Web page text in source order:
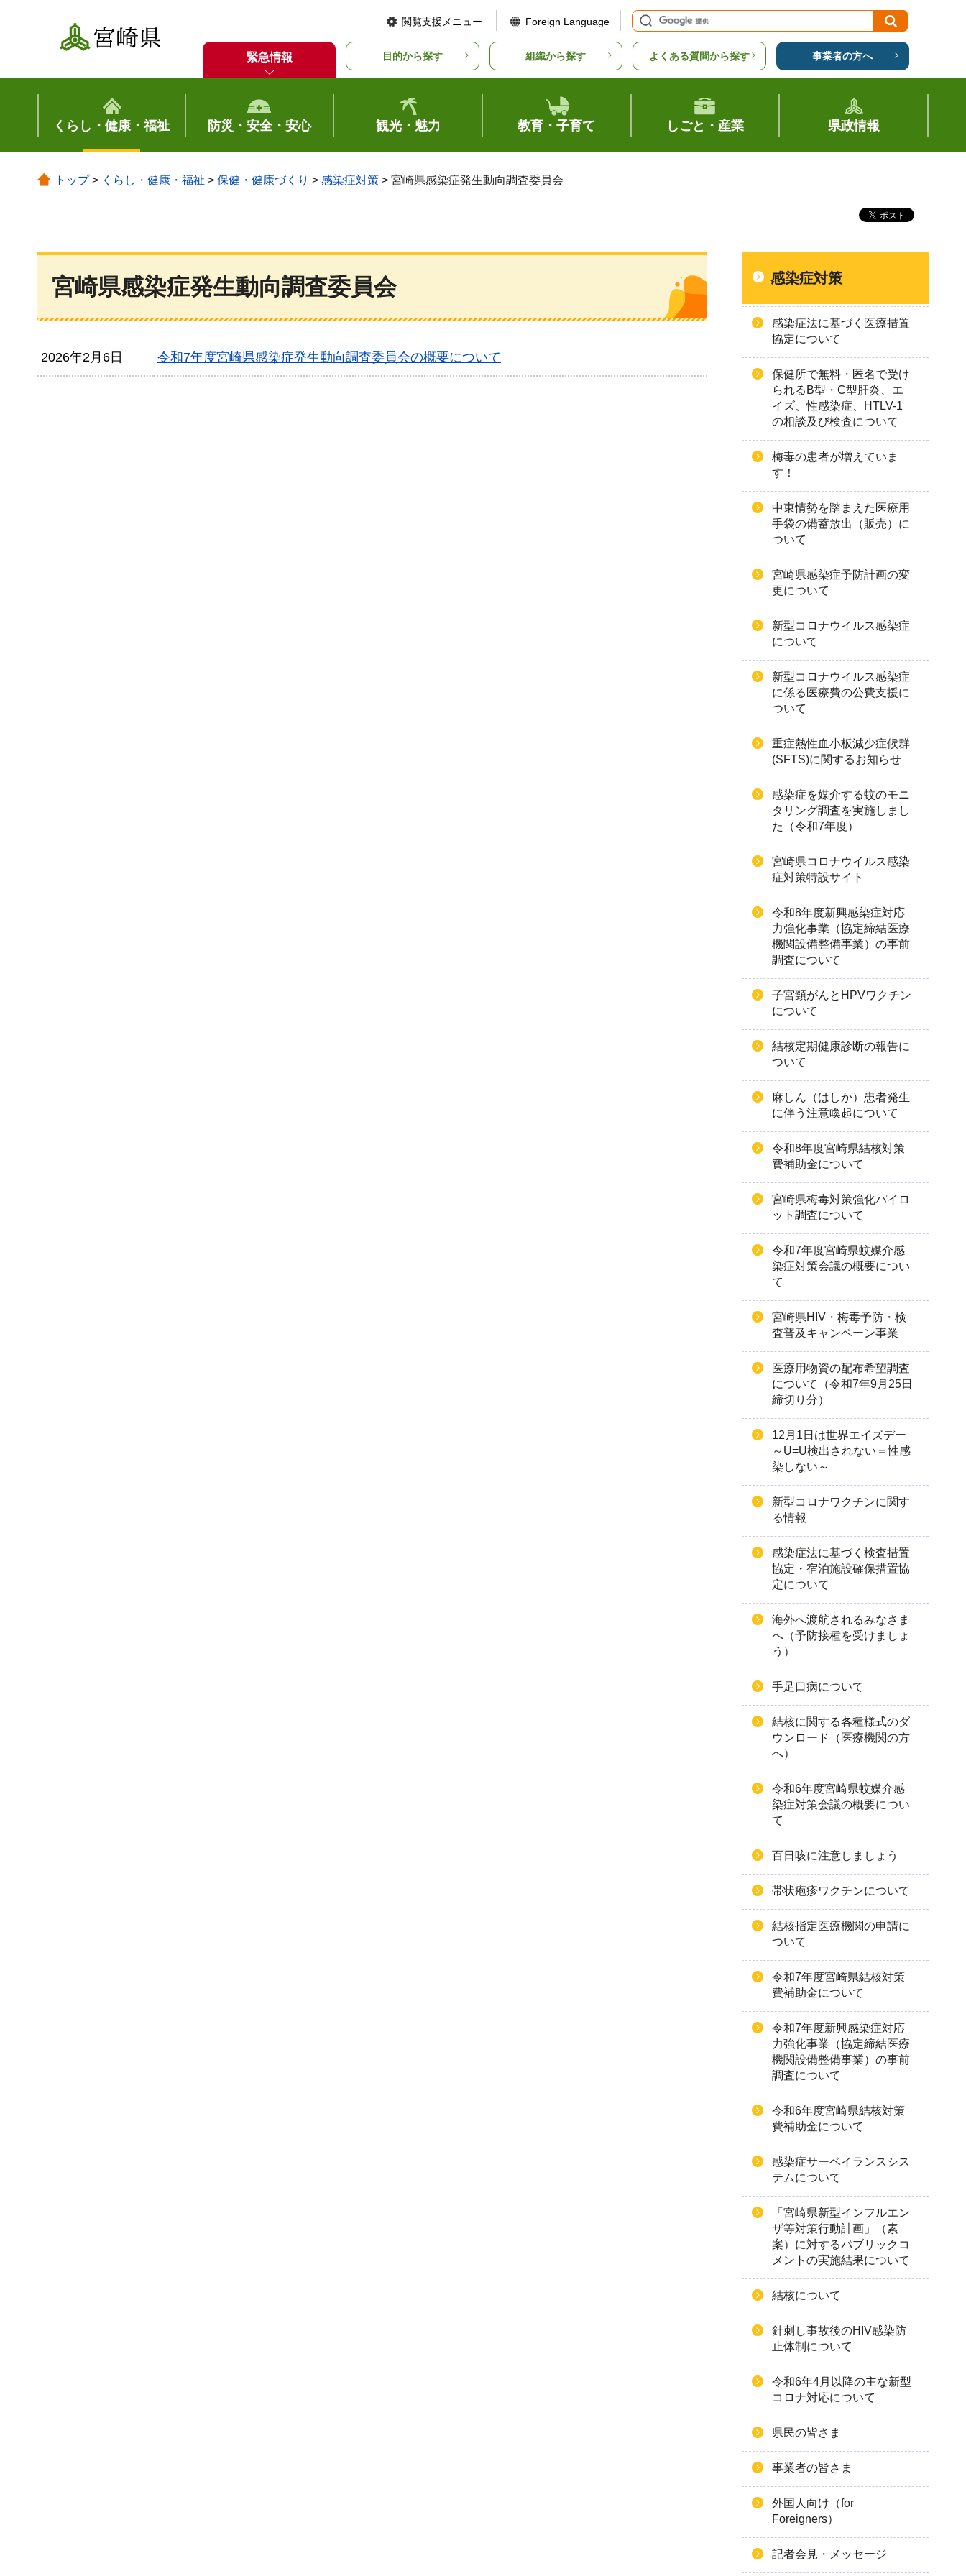
宮崎県
閲覧支援メニュー Foreign Language
緊急情報 目的から探す 組織から探す よくある質問から探す 事業者の方へ
くらし・健康・福祉 防災・安全・安心 観光・魅力 教育・子育て しごと・産業 県政情報
トップ> くらし・健康・福祉 > 保健・健康づくり > 感染症対策 > 宮崎県感染症発生動向調査委員会
宮崎県感染症発生動向調査委員会
2026年2月6日 令和7年度宮崎県感染症発生動向調査委員会の概要について
感染症対策
感染症法に基づく医療措置
協定について
保健所で無料・匿名で受け
られるB型・C型肝炎、エ
イズ、性感染症、HTLV-1
の相談及び検査について
梅毒の患者が増えていま
す！
中東情勢を踏まえた医療用
手袋の備蓄放出（販売）に
ついて
宮崎県感染症予防計画の変
更について
新型コロナウイルス感染症
について
新型コロナウイルス感染症
に係る医療費の公費支援に
ついて
重症熱性血小板減少症候群
(SFTS)に関するお知らせ
感染症を媒介する蚊のモニ
タリング調査を実施しまし
た（令和7年度）
宮崎県コロナウイルス感染
症対策特設サイト
令和8年度新興感染症対応
力強化事業（協定締結医療
機関設備整備事業）の事前
調査について
子宮頸がんとHPVワクチン
について
結核定期健康診断の報告に
ついて
麻しん（はしか）患者発生
に伴う注意喚起について
令和8年度宮崎県結核対策
費補助金について
宮崎県梅毒対策強化パイロ
ット調査について
令和7年度宮崎県蚊媒介感
染症対策会議の概要につい
て
宮崎県HIV・梅毒予防・検
査普及キャンペーン事業
医療用物資の配布希望調査
について（令和7年9月25日
締切り分）
12月1日は世界エイズデー
～U=U検出されない＝性感
染しない～
新型コロナワクチンに関す
る情報
感染症法に基づく検査措置
協定・宿泊施設確保措置協
定について
海外へ渡航されるみなさま
へ（予防接種を受けましょ
う）
手足口病について
結核に関する各種様式のダ
ウンロード（医療機関の方
へ）
令和6年度宮崎県蚊媒介感
染症対策会議の概要につい
て
百日咳に注意しましょう
帯状疱疹ワクチンについて
結核指定医療機関の申請に
ついて
令和7年度宮崎県結核対策
費補助金について
令和7年度新興感染症対応
力強化事業（協定締結医療
機関設備整備事業）の事前
調査について
令和6年度宮崎県結核対策
費補助金について
感染症サーベイランスシス
テムについて
「宮崎県新型インフルエン
ザ等対策行動計画」（素
案）に対するパブリックコ
メントの実施結果について
結核について
針刺し事故後のHIV感染防
止体制について
令和6年4月以降の主な新型
コロナ対応について
県民の皆さま
事業者の皆さま
外国人向け（for
Foreigners）
記者会見・メッセージ